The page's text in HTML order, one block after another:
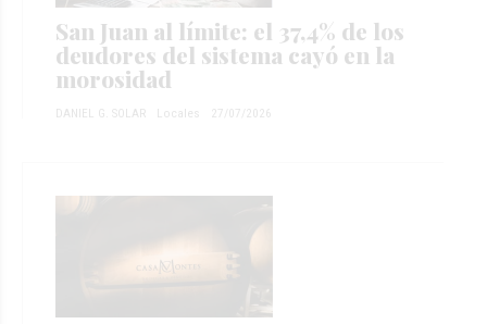
San Juan al límite: el 37,4% de los
deudores del sistema cayó en la
morosidad
DANIEL G. SOLAR Locales 27/07/2026